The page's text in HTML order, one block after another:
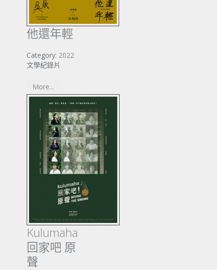
他還年輕
Category: 2022
文學紀錄片
More...
Kulumaha
回家吧 原
聲